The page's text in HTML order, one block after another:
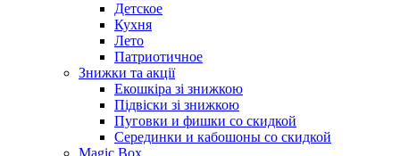
Детское
Кухня
Лето
Патриотичное
Знижки та акції
Екошкіра зі знижкою
Підвіски зі знижкою
Пуговки и фишки со скидкой
Серединки и кабошоны со скидкой
Magic Box